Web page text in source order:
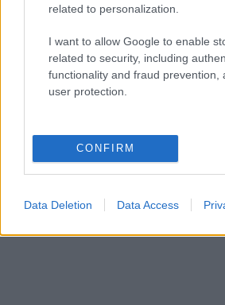
related to personalization.
I want to allow Google to enable
related to security, including
functionality and fraud prevention,
user protection.
CONFIRM
Data Deletion Data Access
ESTERI
Democratici Usa sempre più
islamo-